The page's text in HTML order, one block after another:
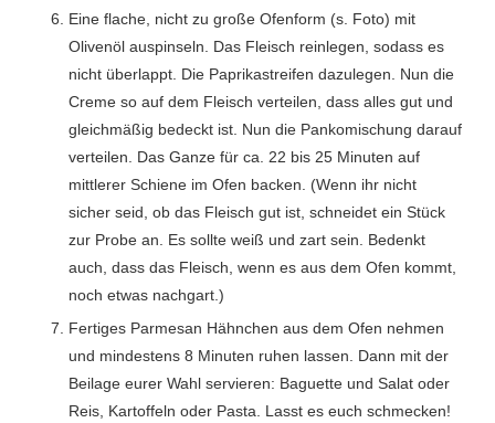
Eine flache, nicht zu große Ofenform (s. Foto) mit
Olivenöl auspinseln. Das Fleisch reinlegen, sodass es
nicht überlappt. Die Paprikastreifen dazulegen. Nun die
Creme so auf dem Fleisch verteilen, dass alles gut und
gleichmäßig bedeckt ist. Nun die Pankomischung darauf
verteilen. Das Ganze für ca. 22 bis 25 Minuten auf
mittlerer Schiene im Ofen backen. (Wenn ihr nicht
sicher seid, ob das Fleisch gut ist, schneidet ein Stück
zur Probe an. Es sollte weiß und zart sein. Bedenkt
auch, dass das Fleisch, wenn es aus dem Ofen kommt,
noch etwas nachgart.)
Fertiges Parmesan Hähnchen aus dem Ofen nehmen
und mindestens 8 Minuten ruhen lassen. Dann mit der
Beilage eurer Wahl servieren: Baguette und Salat oder
Reis, Kartoffeln oder Pasta. Lasst es euch schmecken!